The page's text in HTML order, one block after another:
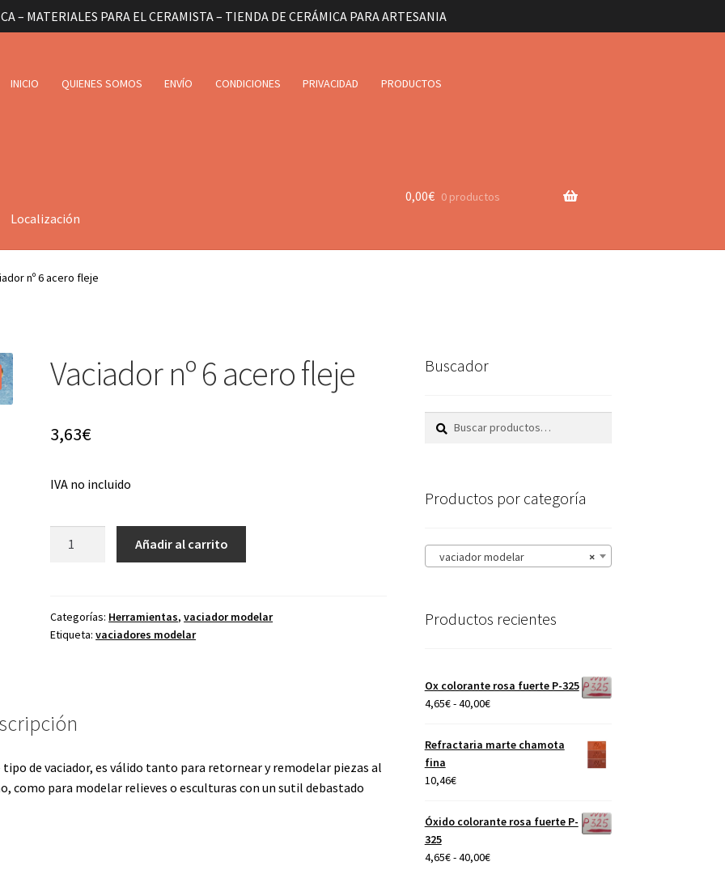
– MATERIALES PARA EL CERAMISTA – TIENDA DE CERÁMICA PARA ARTESANIA
INICIO QUIENES SOMOS ENVÍO CONDICIONES PRIVACIDAD PRODUCTOS
Localización
0,00€ 0 productos
nº 6 acero fleje
Vaciador nº 6 acero fleje
3,63€
IVA no incluido
fleje
cantidad
Añadir al carrito
Categorías: Herramientas,vaciador modelar
Etiqueta:vaciadores modelar
tipo de vaciador, es válido tanto para retornear y remodelar piezas al
como para modelar relieves o esculturas con un sutil debastado
Buscador
Buscar
Buscar
Productos por categoría
×
vaciador modelar
Productos recientes
Ox colorante rosa fuerte P-325
4,65€-40,00€Rango
precios:
Refractaria marte chamota
fina
10,46€
Óxido colorante rosa fuerte P-
325
4,65€-40,00€Rango